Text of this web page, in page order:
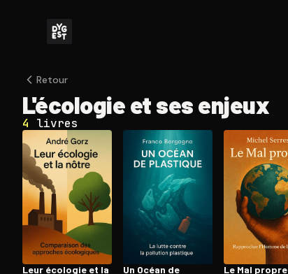
Retour
L'écologie et ses enjeux
4 livres
Leur écologie et la
Un Océan de
Le Mal propre